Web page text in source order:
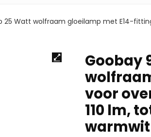
25 Watt wolfraam gloeilamp met E14-
Goobay
voor
110 lm,